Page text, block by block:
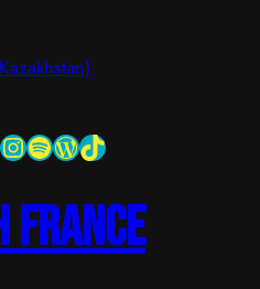
InstagramSpotify WordPress TikTok
france